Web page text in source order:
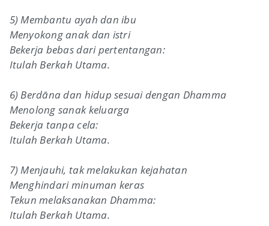
5) Membantu ayah dan ibu
Menyokong anak dan istri
Bekerja bebas dari pertentangan:
Itulah Berkah Utama.
6) Berdāna dan hidup sesuai dengan Dhamma
Menolong sanak keluarga
Bekerja tanpa cela:
Itulah Berkah Utama.
7) Menjauhi, tak melakukan kejahatan
Menghindari minuman keras
Tekun melaksanakan Dhamma:
Itulah Berkah Utama.